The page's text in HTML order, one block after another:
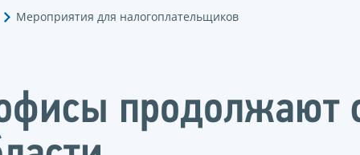
Мероприятия для налогоплательщиков
продолжают